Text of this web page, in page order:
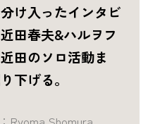
け入ったインタビ
田春夫&ハルヲフ
田のソロ活動ま
下げる。